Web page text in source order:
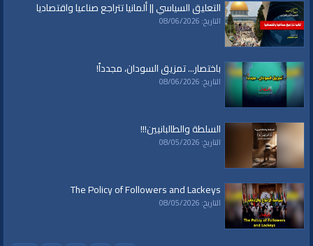
التعليق السياسي || ألمانيا تتراجع صناعيا واقتصاديا
التاريخ: 08/06/2026
باختصار... تمزيق السودان، مجدداً!
التاريخ: 08/06/2026
السلطة والطالبانيين!!!
التاريخ: 08/05/2026
The Policy of Followers and Lackeys
التاريخ: 08/05/2026